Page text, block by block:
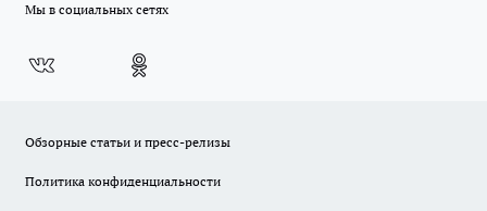
Мы в социальных сетях
Обзорные статьи и пресс-релизы
Политика конфиденциальности